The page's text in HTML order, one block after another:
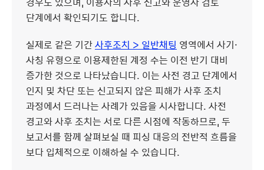
단계에서 확인되기도 합니다.
실제로 같은 기간사후조치 > 일반채팅 영역에서 사기·
사칭 유형으로 이용제한된 계정 수는 이전 반기 대비
증가한 것으로 나타났습니다. 이는 사전 경고 단계에서
인지 및 차단 또는 신고되지 않은 피해가 사후 조치
과정에서 드러나는 사례가 있음을 시사합니다. 사전
경고와 사후 조치는 서로 다른 시점에 작동하므로, 두
보고서를 함께 살펴보실 때 피싱 대응의 전반적 흐름을
보다 입체적으로 이해하실 수 있습니다.